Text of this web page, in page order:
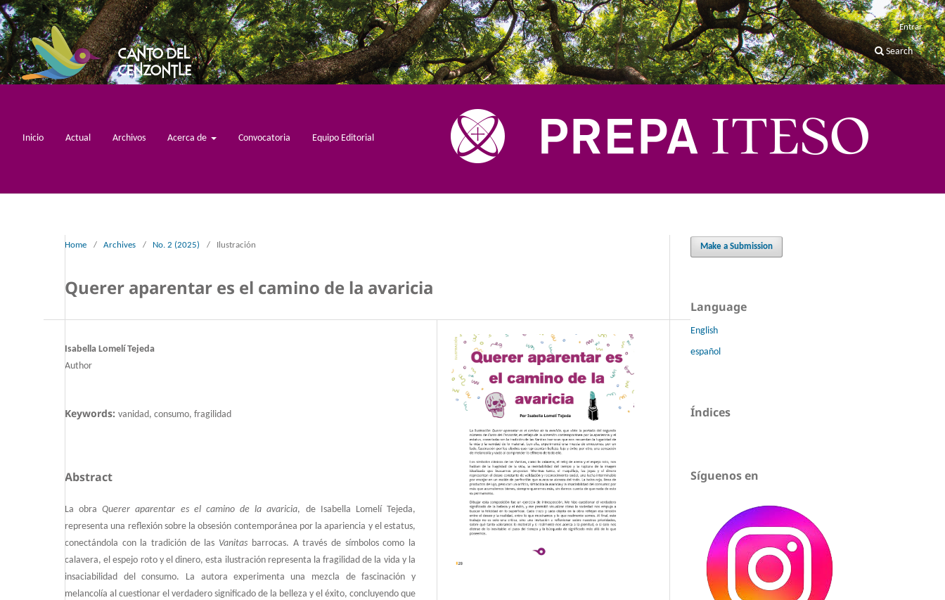
Inicio Actual Archivos Acerca de Convocatoria Equipo Editorial
Entrar
Search
Home / Archives / No. 2 (2025) / Ilustración
Querer aparentar es el camino de la avaricia
Isabella Lomelí Tejeda
Author
Keywords: vanidad, consumo, fragilidad
Abstract
La obraQuerer aparentar es el camino de la avaricia, de Isabella Lomelí Tejeda,
representa una reflexión sobre la obsesión contemporánea por la apariencia y el estatus,
conectándola con la tradición de las Vanitas barrocas. A través de símbolos como la
calavera, el espejo roto y el dinero, esta ilustración representa la fragilidad de la vida y la
insaciabilidad del consumo. La autora experimenta una mezcla de fascinación y
melancolía al cuestionar el verdadero significado de la belleza y el éxito, concluyendo que
Make a Submission
Language
English
español
Índices
Síguenos en